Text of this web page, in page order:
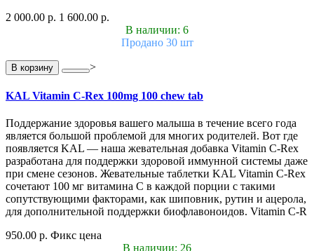
2 000.00 р. 1 600.00 р.
В наличии: 6
Продано 30 шт
В корзину >
KAL Vitamin C-Rex 100mg 100 chew tab
Поддержание здоровья вашего малыша в течение всего года
является большой проблемой для многих родителей. Вот где
появляется KAL — наша жевательная добавка Vitamin C-Rex
разработана для поддержки здоровой иммунной системы даже
при смене сезонов. Жевательные таблетки KAL Vitamin C-Rex
сочетают 100 мг витамина C в каждой порции с такими
сопутствующими факторами, как шиповник, рутин и ацерола,
для дополнительной поддержки биофлавоноидов. Vitamin C-R
950.00 р. Фикс цена
В наличии: 26